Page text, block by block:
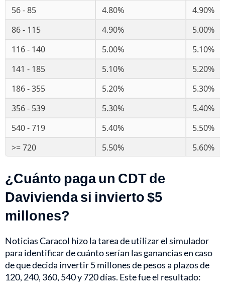
56 - 85
4.80%
4.90%
86 - 115
4.90%
5.00%
116 - 140
5.00%
5.10%
141 - 185
5.10%
5.20%
186 - 355
5.20%
5.30%
356 - 539
5.30%
5.40%
540 - 719
5.40%
5.50%
>= 720
5.50% 5.60%
¿Cuánto paga un CDT de
Davivienda si invierto $5
millones?
Noticias Caracol hizo la tarea de utilizar el simulador
para identificar de cuánto serían las ganancias en caso
de que decida invertir 5 millones de pesos a plazos de
120, 240, 360, 540 y 720 días. Este fue el resultado: